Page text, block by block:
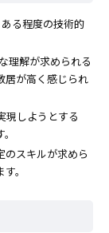
る程度の技術的
理解が求められる
居が高く感じられ
現しようとする
のスキルが求めら
。